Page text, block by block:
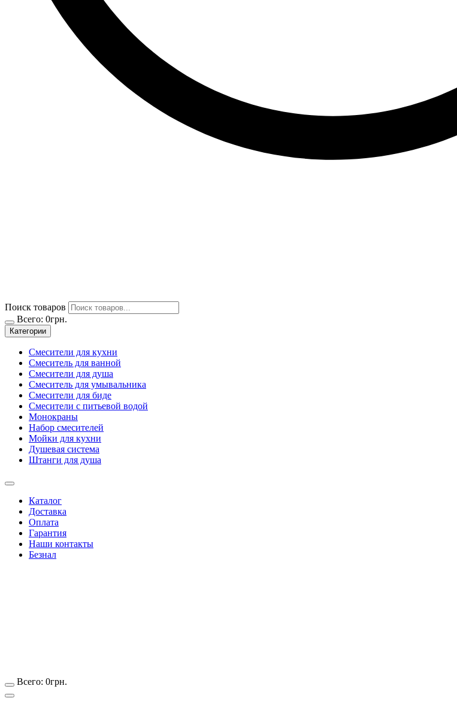
Поиск товаров
Всего: 0грн.
Категории
Смесители для кухни
Смеситель для ванной
Смесители для душа
Смеситель для умывальника
Смесители для биде
Смесители с питьевой водой
Монокраны
Набор смесителей
Мойки для кухни
Душевая система
Штанги для душа
Каталог
Доставка
Оплата
Гарантия
Наши контакты
Безнал
Всего: 0грн.